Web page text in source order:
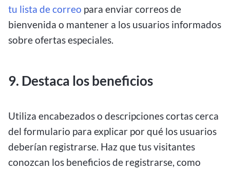
tu lista de correo para enviar correos de
bienvenida o mantener a los usuarios informados
sobre ofertas especiales.
9. Destaca los beneficios
Utiliza encabezados o descripciones cortas cerca
del formulario para explicar por qué los usuarios
deberían registrarse. Haz que tus visitantes
conozcan los beneficios de registrarse, como